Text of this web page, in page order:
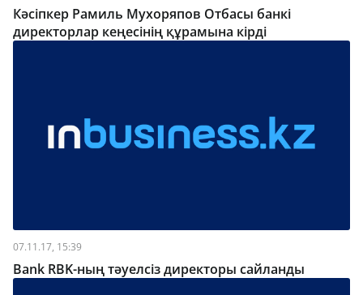
Кәсіпкер Рамиль Мухоряпов Отбасы банкі
директорлар кеңесінің құрамына кірді
07.11.17, 15:39
Bank RBK-ның тәуелсіз директоры сайланды